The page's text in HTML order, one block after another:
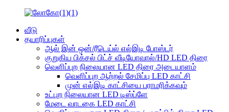
வீடு
தயாரிப்புகள்
ஆல் இன் ஒன்/ரீடெய்ல் எல்இடி போஸ்டர்
குறுகிய பிக்சல் பிட்ச் வீடியோவால்/HD LED திரை
வெளிப்புற நிலையான LED திரை அடையாளம்
வெளிப்புற ஆற்றல் சேமிப்பு LED காட்சி
முன் எல்இடி காட்சியை பராமரிக்கவும்
உட்புற நிலையான LED டிஸ்ப்ளே
மேடை வாடகை LED காட்சி